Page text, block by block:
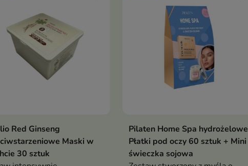
 Dodaj do koszyka
Red Ginseng
Maski w
30 sztuk
Dodaj do koszyka
Pilaten Home Spa hydrożelowe
Płatki pod oczy 60 sztuk + Mini
świeczka sojowa